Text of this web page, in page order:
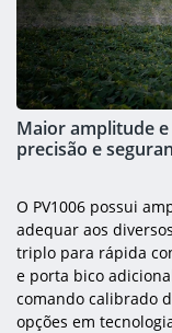
Maior amplitude
precisão e
O PV1006 possui
adequar aos
triplo para rápida
e porta bico
comando calibrado
opções em